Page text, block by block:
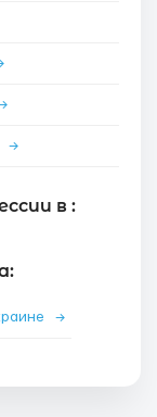
→
в :
→